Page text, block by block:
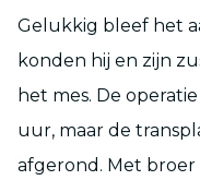
Gelukkig bleef het
konden hij en zijn
het mes. De
uur, maar de
afgerond. Met